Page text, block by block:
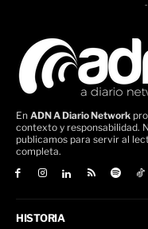
En ADN A Diario Network
contexto y responsabilidad.
publicamos para servir al
completa.
HISTORIA